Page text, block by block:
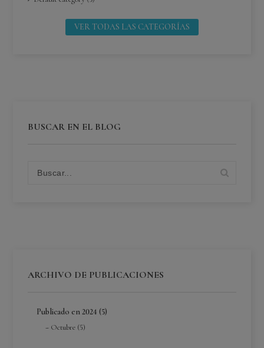
VER TODAS LAS CATEGORÍAS
BUSCAR EN EL BLOG
ARCHIVO DE PUBLICACIONES
Publicado en 2024 (5)
Octubre (5)